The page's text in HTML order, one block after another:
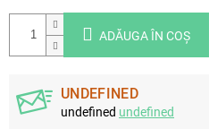
ADĂUGA ÎN COŞ
UNDEFINED
undefined undefined